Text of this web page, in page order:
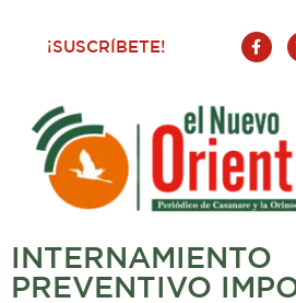
¡SUSCRÍBETE!
F
a
c
o
o
-
INTERNAMIENTO
PREVENTIVO